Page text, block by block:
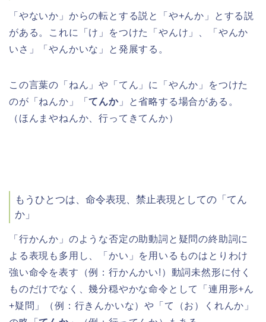
「やないか」からの転とする説と「や+んか」とする説
がある。これに「け」をつけた「やんけ」、「やんか
いさ」「やんかいな」と発展する。
この言葉の「ねん」や「てん」に「やんか」をつけた
のが「ねんか」「てんか」と省略する場合がある。
（ほんまやねんか、行ってきてんか）
もうひとつは、命令表現、禁止表現としての「てん
か」
「行かんか」のような否定の助動詞と疑問の終助詞に
よる表現も多用し、「かい」を用いるものはとりわけ
強い命令を表す（例：行かんかい!）動詞未然形に付く
ものだけでなく、幾分穏やかな命令として「連用形+ん
+疑問」（例：行きんかいな）や「て（お）くれんか」